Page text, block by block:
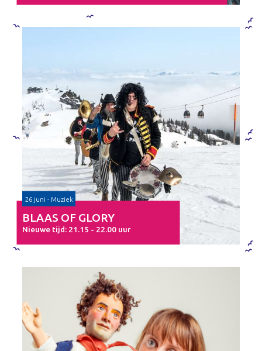
26 juni - Muziek
BLAAS OF GLORY
Nieuwe tijd: 21.15 - 22.00 uur